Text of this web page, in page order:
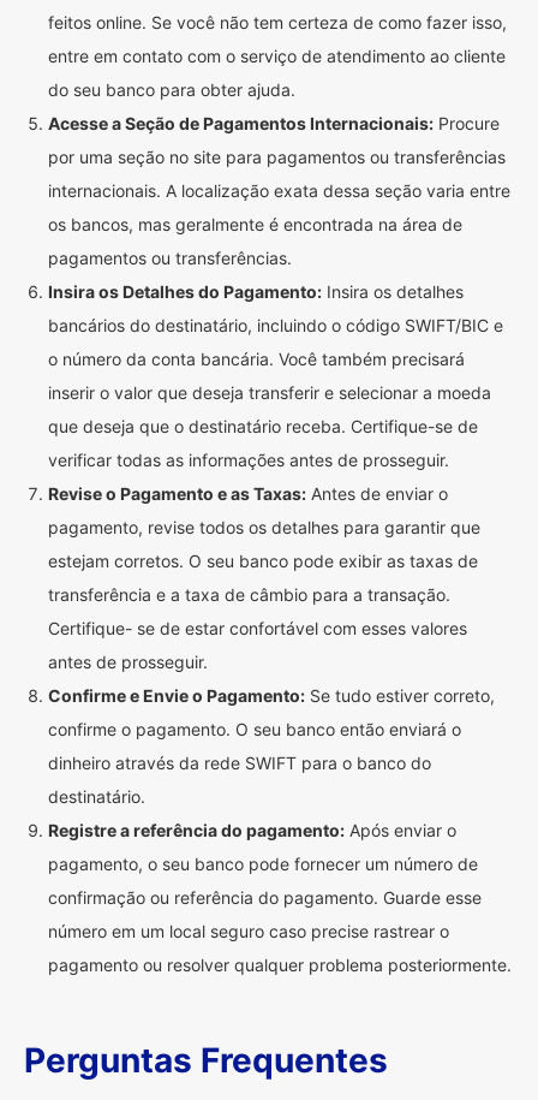
feitos online. Se você não tem certeza de como fazer isso,
entre em contato com o serviço de atendimento ao cliente
do seu banco para obter ajuda.
Acesse a Seção de Pagamentos Internacionais: Procure
por uma seção no site para pagamentos ou transferências
internacionais. A localização exata dessa seção varia entre
os bancos, mas geralmente é encontrada na área de
pagamentos ou transferências.
Insira os Detalhes do Pagamento: Insira os detalhes
bancários do destinatário, incluindo o código SWIFT/BIC e
o número da conta bancária. Você também precisará
inserir o valor que deseja transferir e selecionar a moeda
que deseja que o destinatário receba. Certifique-se de
verificar todas as informações antes de prosseguir.
Revise o Pagamento e as Taxas: Antes de enviar o
pagamento, revise todos os detalhes para garantir que
estejam corretos. O seu banco pode exibir as taxas de
transferência e a taxa de câmbio para a transação.
Certifique- se de estar confortável com esses valores
antes de prosseguir.
Confirme e Envie o Pagamento: Se tudo estiver correto,
confirme o pagamento. O seu banco então enviará o
dinheiro através da rede SWIFT para o banco do
destinatário.
Registre a referência do pagamento: Após enviar o
pagamento, o seu banco pode fornecer um número de
confirmação ou referência do pagamento. Guarde esse
número em um local seguro caso precise rastrear o
pagamento ou resolver qualquer problema posteriormente.
Perguntas Frequentes